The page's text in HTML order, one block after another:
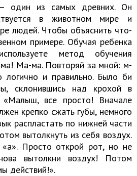
один из самых древних. Он
в животном мире и
людей. Чтобы объяснить что-
примере. Обучая ребенка
метод обучения
Ма-ма. Повторяй за мной: м-
и правильно. Было би
склонившись над крохой в
«Малыш, все просто! Вначале
крепко сжать губы, немного
распластать по нижней части
вытолкнуть из себя воздух.
Просто открой рот, но не
вытолкни воздух! Потом
действий!».